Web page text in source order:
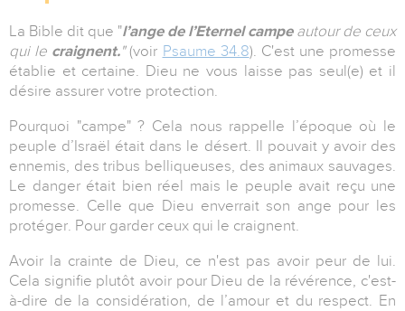
La Bible dit que "l’ange de l’Eternelcampeautour de ceux
qui le craignent."(voir Psaume 34.8). C'est une promesse
établie et certaine. Dieu ne vous laisse pas seul(e) et il
désire assurer votre protection.
Pourquoi "campe" ? Cela nous rappelle l’époque où le
peuple d’Israël était dans le désert. Il pouvait y avoir des
ennemis, des tribus belliqueuses, des animaux sauvages.
Le danger était bien réel mais le peuple avait reçu une
promesse. Celle que Dieu enverrait son ange pour les
protéger. Pour garder ceux qui le craignent.
Avoir la crainte de Dieu, ce n'est pas avoir peur de lui.
Cela signifie plutôt avoir pour Dieu de la révérence, c'est-
à-dire de la considération, de l’amour et du respect. En